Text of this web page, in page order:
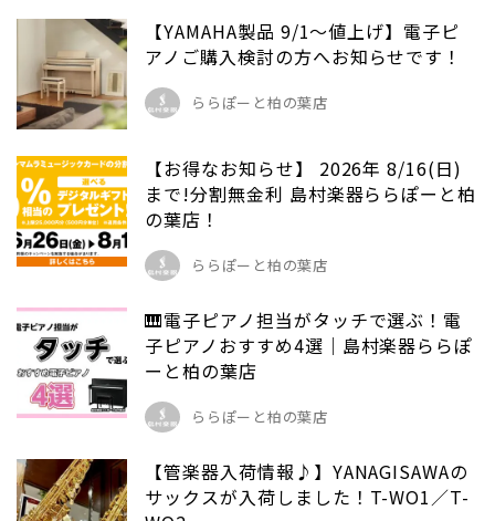
【YAMAHA製品 9/1～値上げ】電子ピ
アノご購入検討の方へお知らせです！
ららぽーと柏の葉店
【お得なお知らせ】 2026年 8/16(日)
まで!分割無金利 島村楽器ららぽーと柏
の葉店！
ららぽーと柏の葉店
🎹電子ピアノ担当がタッチで選ぶ！電
子ピアノおすすめ4選｜島村楽器ららぽ
ーと柏の葉店
ららぽーと柏の葉店
【管楽器入荷情報♪】YANAGISAWAの
サックスが入荷しました！T-WO1／T-